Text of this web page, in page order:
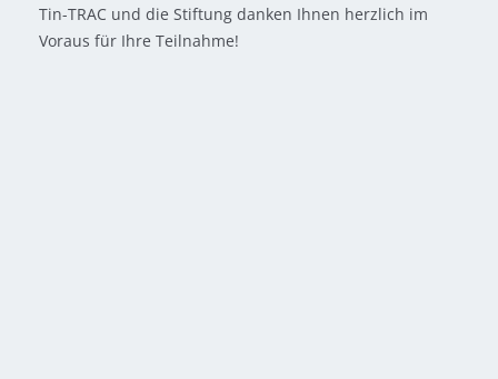
Tin-TRAC und die Stiftung danken Ihnen herzlich im
Voraus für Ihre Teilnahme!